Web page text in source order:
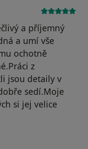
a příjemný
a umí vše
ochotně
z
jsou detaily v
sedí.Moje
si jej velice
Zbytkova